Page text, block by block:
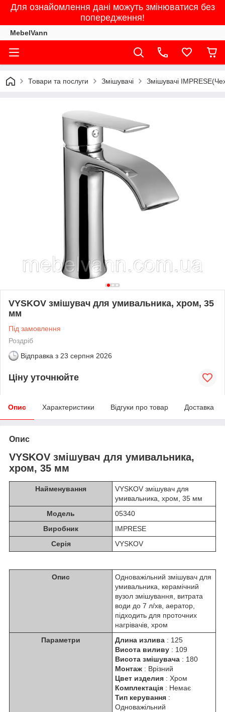
Для ознайомлення дані можуть змінюватися без
попередження!
MebelVann
Товари та послуги Змішувачі Змішувачі
VYSKOV змішувач для умивальника, хром, 35
мм
Під замовлення
Роздріб
Відправка з 23 серпня 2026
Ціну уточнюйте
Опис Характеристики Відгуки про товар Доставка
Опис
VYSKOV змішувач для умивальника,
хром, 35 мм
Найменування
VYSKOV змішувач для
умивальника, хром, 35 мм
Модель
05340
Виробник
IMPRESE
Серія
VYSKOV
Опис
Одноважільний змішувач для
умивальника, керамічний
вузол змішування, витрата
води до 7 л/хв, аератор,
підходить для проточних
нагрівачів, хром
Параметри
Длина излива : 125
Висота виливу : 109
Висота змішувача : 180
Монтаж : Врізний
Цвет изделия : Хром
Комплектація : Немає
Тип керування :
Одноважільний